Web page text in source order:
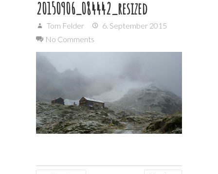
20150906_084442_resized
Tom Felder
6. September 2015
No Comments